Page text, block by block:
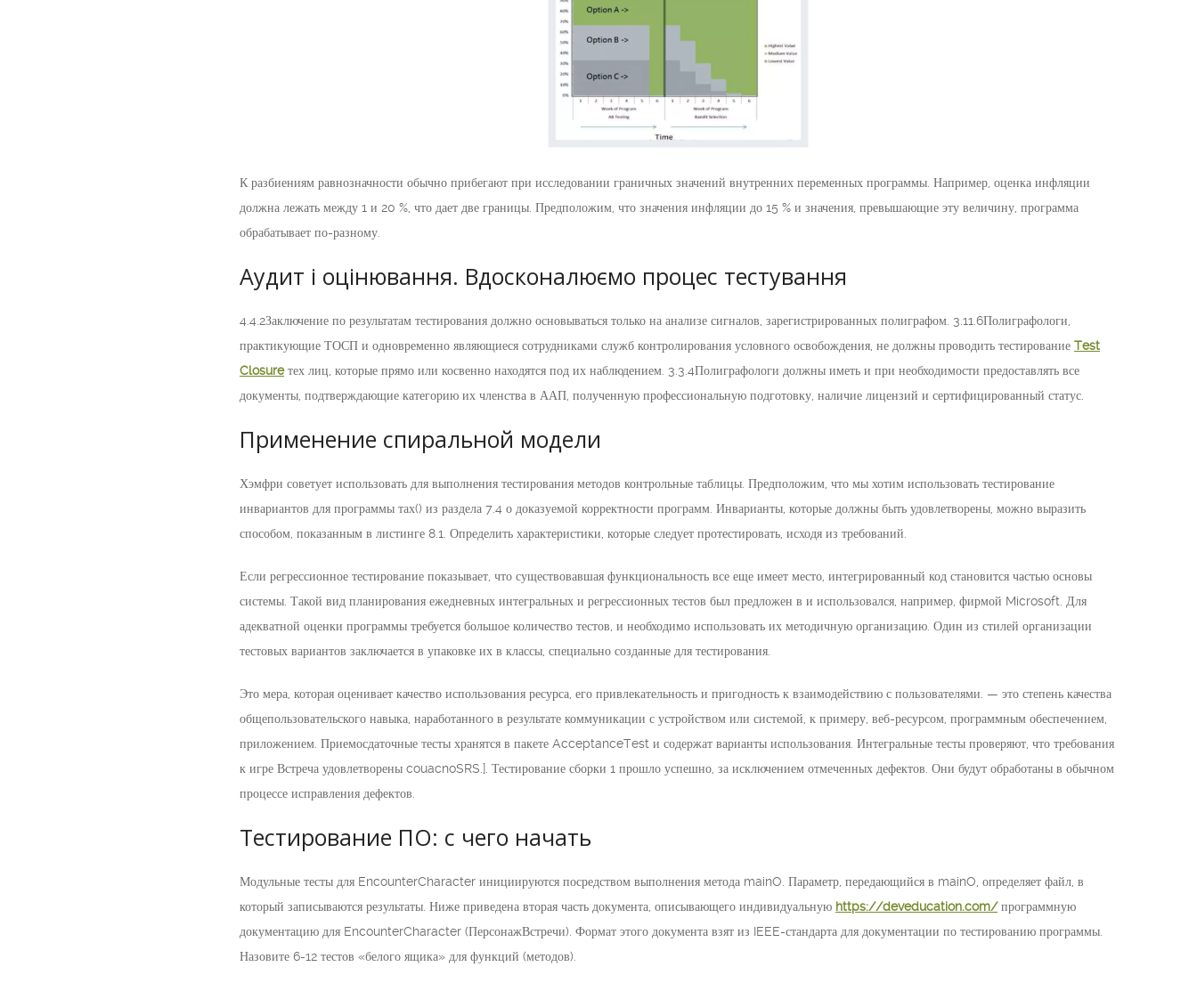
К разбиениям равнозначности обычно прибегают при исследовании граничных значений внутренних переменных программы. Например, оценка инфляции
должна лежать между 1 и 20 %, что дает две границы. Предположим, что значения инфляции до 15 % и значения, превышающие эту величину, программа
обрабатывает по-разному.
Аудит і оцінювання. Вдосконалюємо процес тестування
4.4.2Заключение по результатам тестирования должно основываться только на анализе сигналов, зарегистрированных полиграфом. 3.11.6Полиграфологи,
практикующие ТОСП и одновременно являющиеся сотрудниками служб контролирования условного освобождения, не должны проводить тестирование Test
Closureтех лиц, которые прямо или косвенно находятся под их наблюдением. 3.3.4Полиграфологи должны иметь и при необходимости предоставлять все
документы, подтверждающие категорию их членства в ААП, полученную профессиональную подготовку, наличие лицензий и сертифицированный статус.
Применение спиральной модели
Хэмфри советует использовать для выполнения тестирования методов контрольные таблицы. Предположим, что мы хотим использовать тестирование
инвариантов для программы тах() из раздела 7.4 о доказуемой корректности программ. Инварианты, которые должны быть удовлетворены, можно выразить
способом, показанным в листинге 8.1. Определить характеристики, которые следует протестировать, исходя из требований.
Если регрессионное тестирование показывает, что существовавшая функциональность все еще имеет место, интегрированный код становится частью основы
системы. Такой вид планирования ежедневных интегральных и регрессионных тестов был предложен в и использовался, например, фирмой Microsoft. Для
адекватной оценки программы требуется большое количество тестов, и необходимо использовать их методичную организацию. Один из стилей организации
тестовых вариантов заключается в упаковке их в классы, специально созданные для тестирования.
Это мера, которая оценивает качество использования ресурса, его привлекательность и пригодность к взаимодействию с пользователями. — это степень качества
общепользовательского навыка, наработанного в результате коммуникации с устройством или системой, к примеру, веб-ресурсом, программным обеспечением,
приложением. Приемосдаточные тесты хранятся в пакете AcceptanceTest и содержат варианты использования. Интегральные тесты проверяют, что требования
к игре Встреча удовлетворены couacnoSRS.]. Тестирование сборки 1 прошло успешно, за исключением отмеченных дефектов. Они будут обработаны в обычном
процессе исправления дефектов.
Тестирование ПО: с чего начать
Модульные тесты для EncounterCharacter инициируются посредством выполнения метода mainO. Параметр, передающийся в mainO, определяет файл, в
который записываются результаты. Ниже приведена вторая часть документа, описывающего индивидуальную https://deveducation.com/программную
документацию для EncounterCharacter (ПерсонажВстречи). Формат этого документа взят из IEEE-стандарта для документации по тестированию программы.
Назовите 6-12 тестов «белого ящика» для функций (методов).